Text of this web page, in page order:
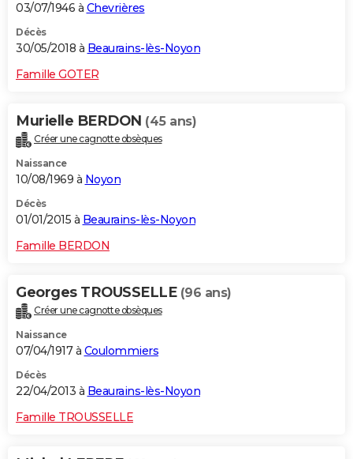
03/07/1946 à Chevrières
Décès
30/05/2018 à Beaurains-lès-Noyon
Famille GOTER
Murielle BERDON (45 ans)
Créer une cagnotte obsèques
Naissance
10/08/1969 à Noyon
Décès
01/01/2015 à Beaurains-lès-Noyon
Famille BERDON
Georges TROUSSELLE (96 ans)
Créer une cagnotte obsèques
Naissance
07/04/1917 à Coulommiers
Décès
22/04/2013 à Beaurains-lès-Noyon
Famille TROUSSELLE